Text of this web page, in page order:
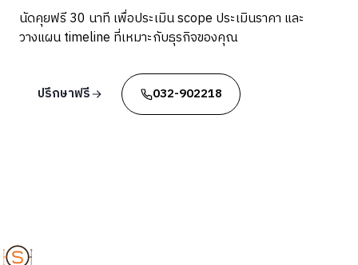
นัดคุยฟรี 30 นาที เพื่อประเมิน scope ประเมินราคา และ
วางแผน timeline ที่เหมาะกับธุรกิจของคุณ
ปรึกษาฟรี 032-902218